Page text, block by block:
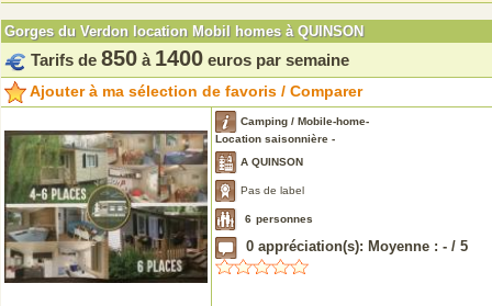
Gorges du Verdon location Mobil homes à QUINSON
Tarifs de 850 à 1400 euros par semaine
Ajouter à ma sélection de favoris / Comparer
Camping / Mobile-home-
Location saisonnière -
A QUINSON
Pas de label
6 personnes
0 appréciation(s): Moyenne : - / 5